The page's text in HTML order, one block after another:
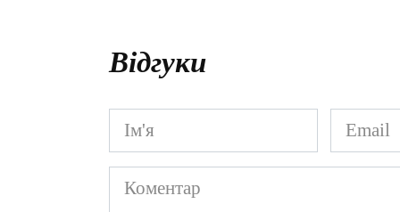
Відгуки
Ім'я
*
Email
*
Коментар